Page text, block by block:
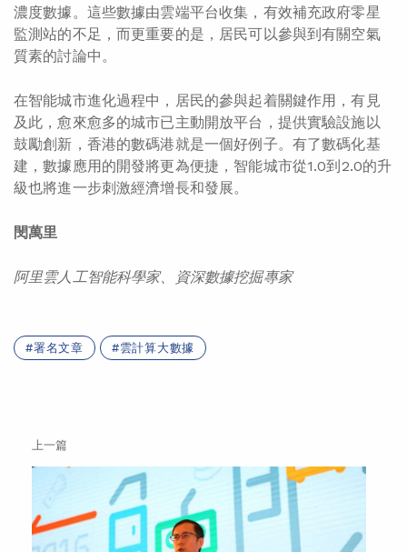
濃度數據。這些數據由雲端平台收集，有效補充政府零星
監測站的不足，而更重要的是，居民可以參與到有關空氣
質素的討論中。
在智能城市進化過程中，居民的參與起着關鍵作用，有見
及此，愈來愈多的城市已主動開放平台，提供實驗設施以
鼓勵創新，香港的數碼港就是一個好例子。有了數碼化基
建，數據應用的開發將更為便捷，智能城市從1.0到2.0的升
級也將進一步刺激經濟增長和發展。
閔萬里
阿里雲人工智能科學家、資深數據挖掘專家
署名文章 雲計算大數據
上一篇